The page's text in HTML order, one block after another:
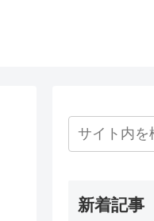
新着記事